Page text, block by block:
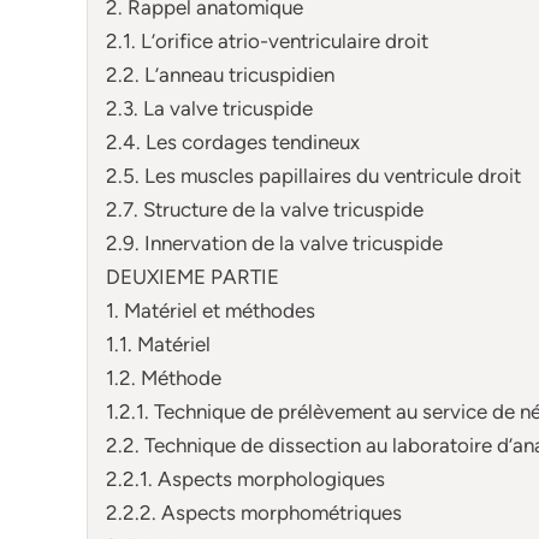
2. Rappel anatomique
2.1. L’orifice atrio-ventriculaire droit
2.2. L’anneau tricuspidien
2.3. La valve tricuspide
2.4. Les cordages tendineux
2.5. Les muscles papillaires du ventricule droit
2.7. Structure de la valve tricuspide
2.9. Innervation de la valve tricuspide
DEUXIEME PARTIE
1. Matériel et méthodes
1.1. Matériel
1.2. Méthode
1.2.1. Technique de prélèvement au service de
2.2. Technique de dissection au laboratoire
2.2.1. Aspects morphologiques
2.2.2. Aspects morphométriques